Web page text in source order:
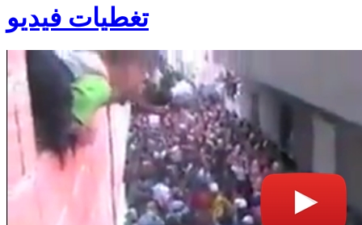
تغطيات فيديو